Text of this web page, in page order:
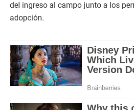
del ingreso al campo junto a los
adopción.